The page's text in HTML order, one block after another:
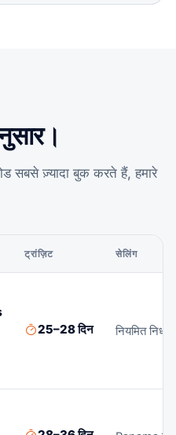
सबसे ज़्यादा बुक करते हैं, हमारे
ट्रांज़िट सेलिंग
25–28 दिन नियमित